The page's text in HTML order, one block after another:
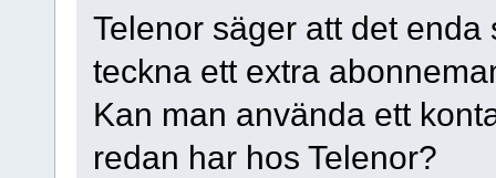
Telenor säger att det
teckna ett extra
Kan man använda ett
redan har hos Telenor?